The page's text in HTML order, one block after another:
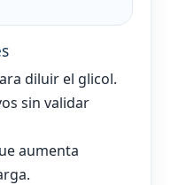
diluir el glicol.
sin validar
aumenta